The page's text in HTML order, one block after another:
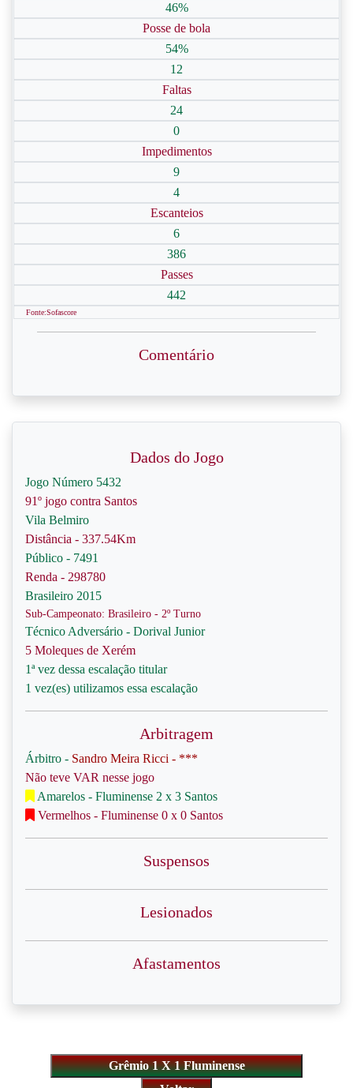
46%
Posse de bola
54%
12
Faltas
24
0
Impedimentos
9
4
Escanteios
6
386
Passes
442
Fonte:Sofascore
Comentário
Dados do Jogo
Jogo Número 5432
91º jogo contra Santos
Vila Belmiro
Distância - 337.54Km
Público - 7491
Renda - 298780
Brasileiro 2015
Sub-Campeonato: Brasileiro - 2º Turno
Técnico Adversário - Dorival Junior
5 Moleques de Xerém
1ª vez dessa escalação titular
1 vez(es) utilizamos essa escalação
Arbitragem
Árbitro - Sandro Meira Ricci - ***
Não teve VAR nesse jogo
Amarelos - Fluminense 2 x 3 Santos
Vermelhos - Fluminense 0 x 0 Santos
Suspensos
Lesionados
Afastamentos